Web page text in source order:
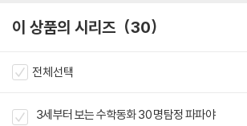
이 상품의 시리즈 30
전체선택
3세부터 보는 수학동화 30 명탐정 파파야